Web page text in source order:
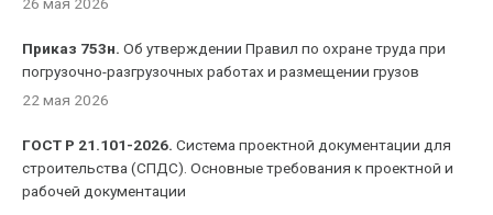
Приказ 753н. Об утверждении Правил по охране труда при
погрузочно-разгрузочных работах и размещении грузов
22 мая 2026
ГОСТ Р 21.101-2026. Система проектной документации для
строительства (СПДС). Основные требования к проектной и
рабочей документации